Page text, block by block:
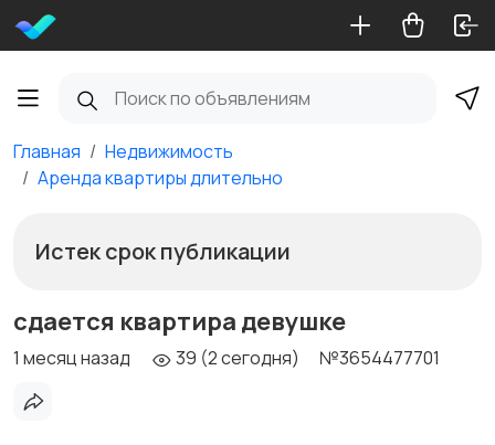
Главная
Недвижимость
Аренда квартиры длительно
Истек срок публикации
сдается квартира девушке
1 месяц назад 39 (2 сегодня) №3654477701